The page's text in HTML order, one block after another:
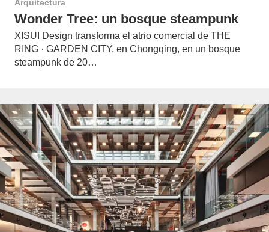
Arquitectura
Wonder Tree: un bosque steampunk
XISUI Design transforma el atrio comercial de THE
RING · GARDEN CITY, en Chongqing, en un bosque
steampunk de 20…